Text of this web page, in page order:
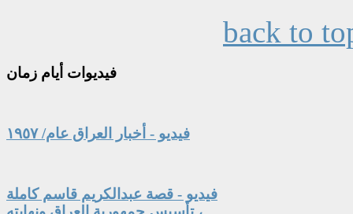
back to
فيديوات أيام زمان
فيديو - أخبار العراق عام/ ١٩٥٧
فيديو - قصة عبدالكريم قاسم كاملة